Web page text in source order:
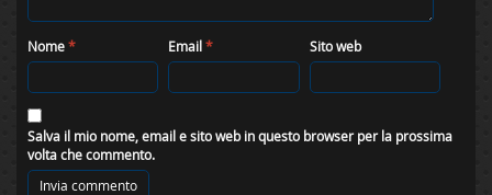
Nome* Email* Sito web
Salva il mio nome, email e sito web in questo browser per la prossima
volta che commento.